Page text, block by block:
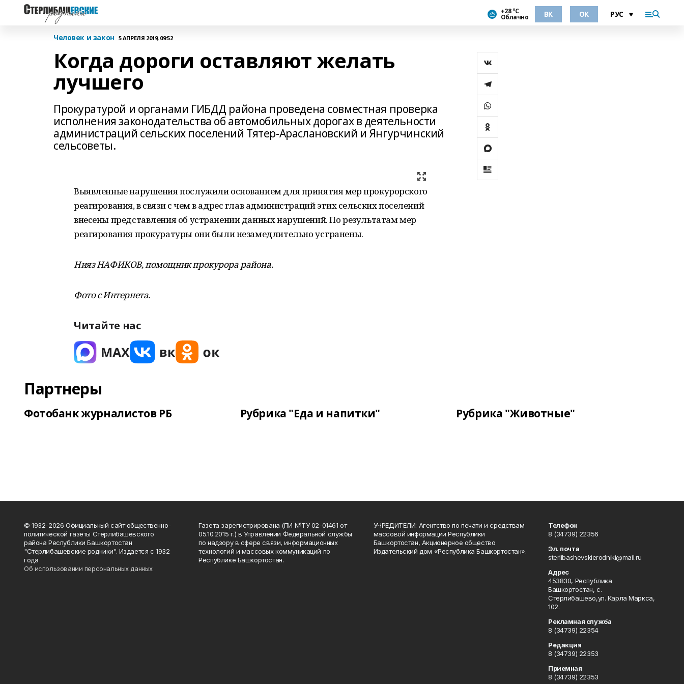
+28 °С
Облачно ВК ОК
Человек и закон 5 АПРЕЛЯ 2019, 09:52
Когда дороги оставляют желать
лучшего
Прокуратурой и органами ГИБДД района проведена совместная проверка
исполнения законодательства об автомобильных дорогах в деятельности
администраций сельских поселений Тятер-Араслановский и Янгурчинский
сельсоветы.
Выявленные нарушения послужили основанием для принятия мер прокурорского
реагирования, в связи с чем в адрес глав администраций этих сельских поселений
внесены представления об устранении данных нарушений. По результатам мер
реагирования прокуратуры они были незамедлительно устранены.
Нияз НАФИКОВ, помощник прокурора района.
Фото с Интернета.
Читайте нас
Партнеры
Фотобанк журналистов РБ Рубрика "Еда и напитки" Рубрика "Животные"
© 1932-2026 Официальный сайт общественно-
политической газеты Стерлибашевского
района Республики Башкортостан
"Стерлибашевские родники". Издается с 1932
года
Об использовании персональных данных
Газета зарегистрирована (ПИ №ТУ 02-01461 от
05.10.2015 г.) в Управлении Федеральной службы
по надзору в сфере связи, информационных
технологий и массовых коммуникаций по
Республике Башкортостан.
УЧРЕДИТЕЛИ: Агентство по печати и средствам
массовой информации Республики
Башкортостан, Акционерное общество
Издательский дом «Республика Башкортостан».
Телефон
8 (34739) 22356
Эл. почта
sterlibashevskierodniki@mail.ru
Адрес
453830, Республика
Башкортостан, c.
Стерлибашево,ул. Карла Маркса,
102.
Рекламная служба
8 (34739) 22354
Редакция
8 (34739) 22353
Приемная
8 (34739) 22353